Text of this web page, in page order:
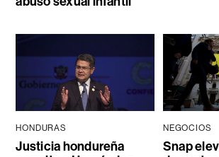
HONDURAS
Justicia hondureña
NEGOCIOS
Snap